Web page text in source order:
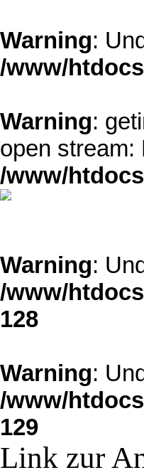
Warning:
/www/
Warning:
open stream:
/www/
Warning:
/www/
128
Warning:
/www/
129
Link zur